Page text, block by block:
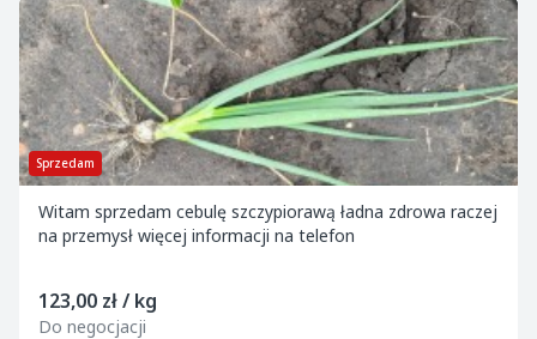
Sprzedam
Witam sprzedam cebulę szczypiorawą ładna zdrowa raczej
na przemysł więcej informacji na telefon
123,00 zł / kg
Do negocjacji